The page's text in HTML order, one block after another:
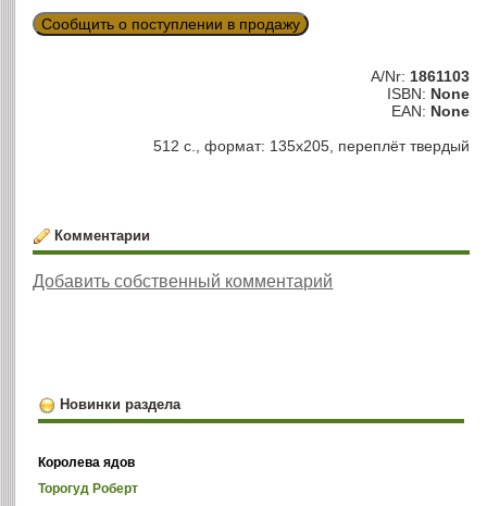
Сообщить о поступлении в продажу
A/Nr: 1861103
ISBN: None
EAN: None
512 с., формат: 135х205, переплёт твердый
Комментарии
Добавить собственный комментарий
Новинки раздела
Королева ядов
Торогуд Роберт